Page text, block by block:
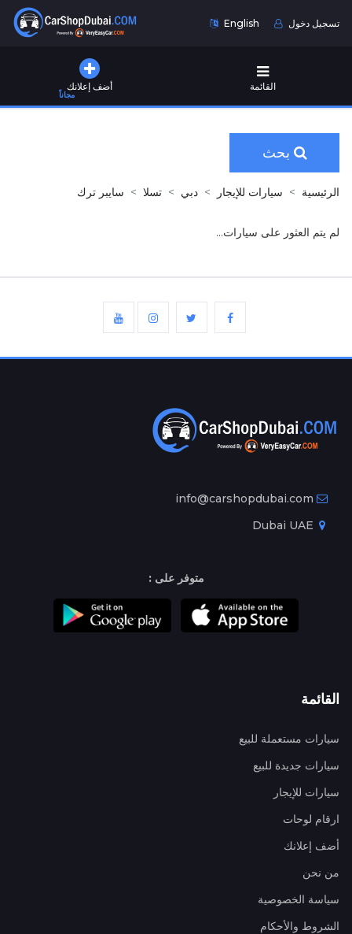
English تسجيل دخول
أضف إعلانك
مجاناً
القائمة
بحث
الرئيسية سيارات للإيجار دبي تسلا سايبر ترك
لم يتم العثور على سيارات...
info@carshopdubai.com
متوفر على :
القائمة
سيارات مستعملة للبيع
سيارات جديدة للبيع
سيارات للإيجار
ارقام لوحات
أضف إعلانك
من نحن
سياسة الخصوصية
الشروط والأحكام